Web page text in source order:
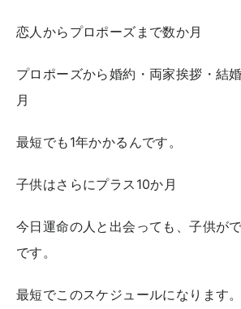
恋人からプロポーズまで数か月
プロポーズから婚約・両家挨拶・結
月
最短でも1年かかるんです。
子供はさらにプラス10か月
今日運命の人と出会っても、子供が
です。
最短でこのスケジュールになります